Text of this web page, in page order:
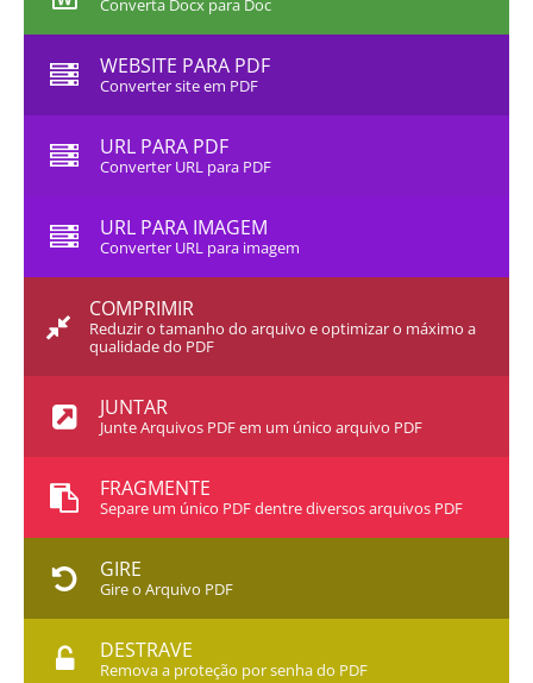
Converta Docx para Doc
WEBSITE PARA PDF
Converter site em PDF
URL PARA PDF
Converter URL para PDF
URL PARA IMAGEM
Converter URL para imagem
COMPRIMIR
Reduzir o tamanho do arquivo e optimizar o máximo a
qualidade do PDF
JUNTAR
Junte Arquivos PDF em um único arquivo PDF
FRAGMENTE
Separe um único PDF dentre diversos arquivos PDF
GIRE
Gire o Arquivo PDF
DESTRAVE
Remova a proteção por senha do PDF